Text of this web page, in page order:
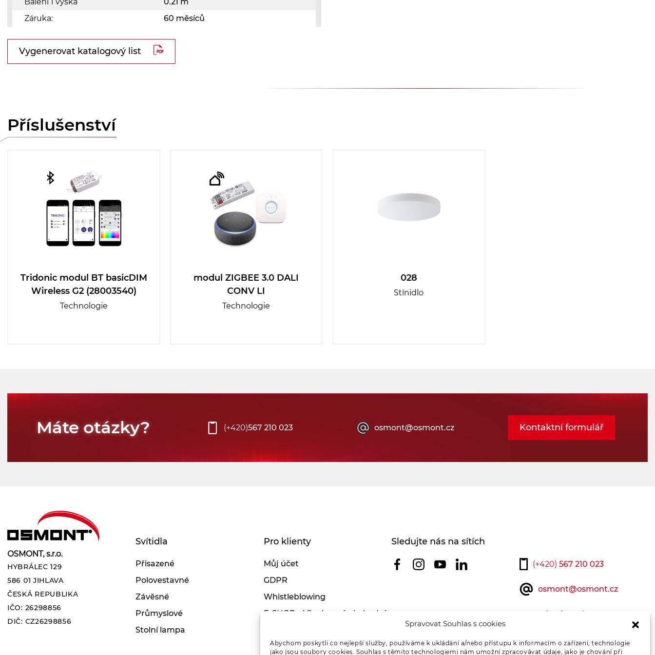
Spravovat Souhlas s cookies
Abychom poskytli co nejlepší služby, používáme k ukládání a/nebo přístupu k informacím o zařízení, technologie
jako jsou soubory cookies. Souhlas s těmito technologiemi nám umožní zpracovávat údaje, jako je chování při
Záruka:
60 měsíců
Vygenerovat katalogový list
Příslušenství
Tridonic modul BT basicDIM
Wireless G2 (28003540)
Technologie
modul ZIGBEE 3.0 DALI
CONV LI
Technologie
028
Stínidlo
Máte otázky? (+420)567 210 023 osmont@osmont.cz Kontaktní formulář
OSMONT, s.r.o.
HYBRÁLEC 129
586 01 JIHLAVA
ČESKÁ REPUBLIKA
IČO: 26298856
DIČ: CZ26298856
Svítidla
Přisazené
Polovestavné
Závěsné
Průmyslové
Stolní lampa
Pro klienty
Můj účet
GDPR
Whistleblowing
E-SHOP – Všeobecné obchodní
Reklamační řád OSMONT
Sledujte nás na sítích
(+420) 567 210 023
osmont@osmont.cz
Kontaktujte nás